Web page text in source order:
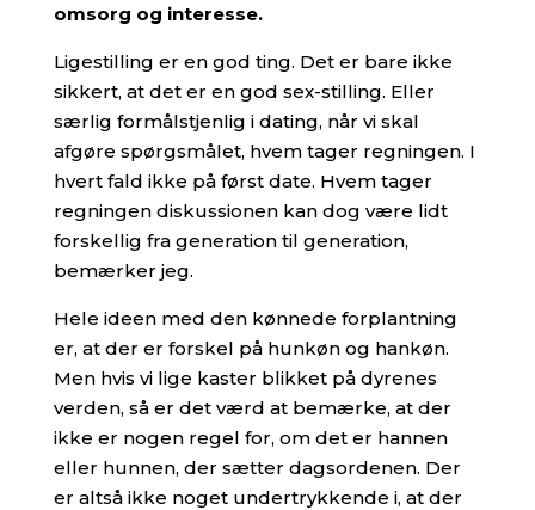
omsorg og interesse.
Ligestilling er en god ting. Det er bare ikke
sikkert, at det er en god sex-stilling. Eller
særlig formålstjenlig i dating, når vi skal
afgøre spørgsmålet, hvem tager regningen. I
hvert fald ikke på først date. Hvem tager
regningen diskussionen kan dog være lidt
forskellig fra generation til generation,
bemærker jeg.
Hele ideen med den kønnede forplantning
er, at der er forskel på hunkøn og hankøn.
Men hvis vi lige kaster blikket på dyrenes
verden, så er det værd at bemærke, at der
ikke er nogen regel for, om det er hannen
eller hunnen, der sætter dagsordenen. Der
er altså ikke noget undertrykkende i, at der